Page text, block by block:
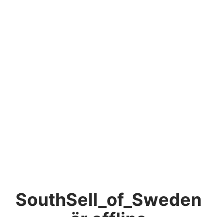
SouthSell_of_Sweden